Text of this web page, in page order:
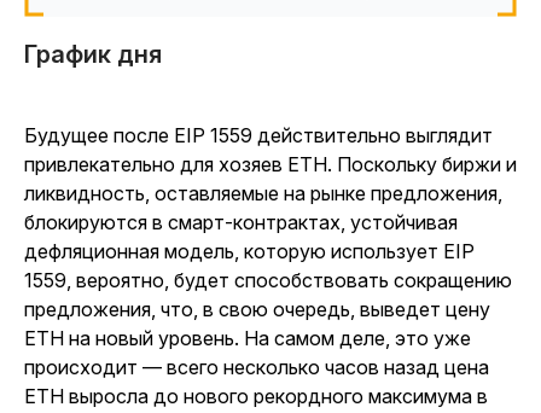
График дня
Будущее после EIP 1559 действительно выглядит
привлекательно для хозяев ETH. Поскольку биржи и
ликвидность, оставляемые на рынке предложения,
блокируются в смарт-контрактах, устойчивая
дефляционная модель, которую использует EIP
1559, вероятно, будет способствовать сокращению
предложения, что, в свою очередь, выведет цену
ETH на новый уровень. На самом деле, это уже
происходит — всего несколько часов назад цена
ETH выросла до нового рекордного максимума в